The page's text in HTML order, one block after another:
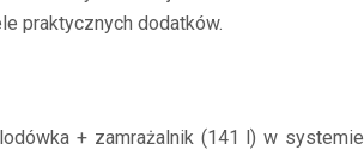
praktycznych dodatków.
lodówka + zamrażalnik (141 l) w systemie